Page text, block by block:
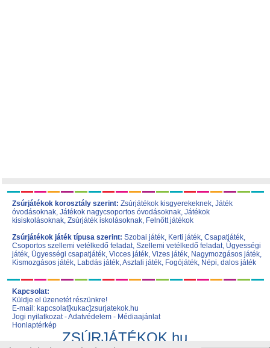
Zsúrjátékok korosztály szerint: Zsúrjátékok kisgyerekeknek, Játék
óvodásoknak, Játékok nagycsoportos óvodásoknak, Játékok
kisiskolásoknak, Zsúrjáték iskolásoknak, Felnőtt játékok
Zsúrjátékok játék típusa szerint: Szobai játék, Kerti játék, Csapatjáték,
Csoportos szellemi vetélkedő feladat, Szellemi vetélkedő feladat, Ügyességi
játék, Ügyességi csapatjáték, Vicces játék, Vizes játék, Nagymozgásos játék,
Kismozgásos játék, Labdás játék,Asztali játék, Fogójáték, Népi, dalos játék
Kapcsolat:
Küldje el üzenetét részünkre!
E-mail: kapcsolat[kukac]zsurjatekok.hu
Jogi nyilatkozat-Adatvédelem - Médiaajánlat
Honlaptérkép
ZSÚRJÁTÉKOK.hu